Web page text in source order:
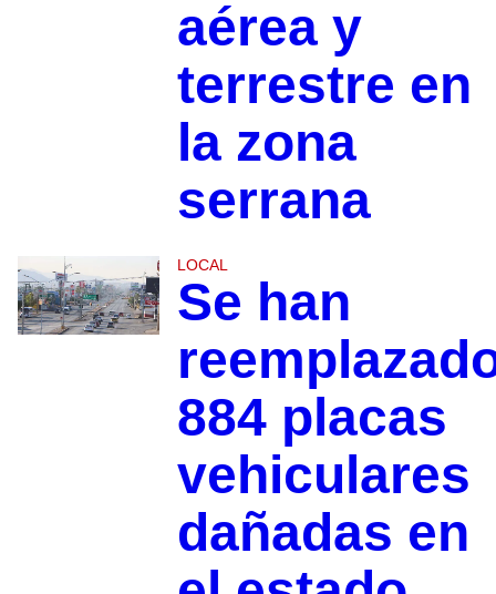
aérea y
terrestre en
la zona
serrana
LOCAL
Se han
884 placas
vehiculares
dañadas en